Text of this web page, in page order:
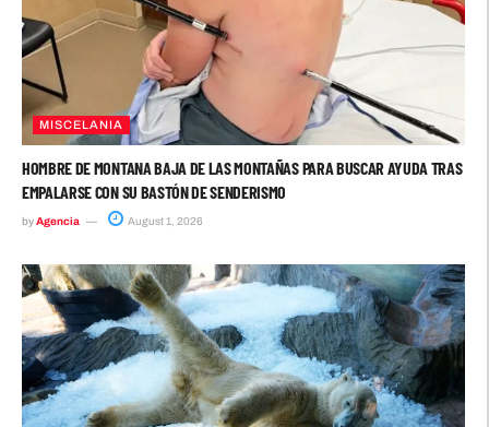
MISCELANIA
HOMBRE DE MONTANA BAJA DE LAS MONTAÑAS PARA BUSCAR AYUDA TRAS
EMPALARSE CON SU BASTÓN DE SENDERISMO
byAgencia August 1, 2026